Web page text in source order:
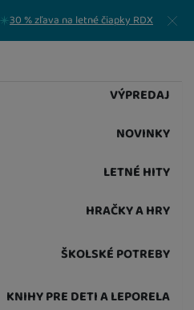
30 % zľava na letné čiapky RDX Zavrieť
VÝPREDAJ
NOVINKY
LETNÉ HITY
HRAČKY A HRY
ŠKOLSKÉ POTREBY
KNIHY PRE DETI A LEPORELA